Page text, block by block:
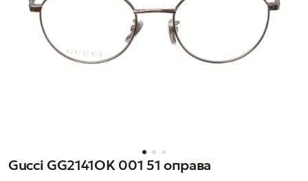
Gucci GG2141OK 001 51 оправа